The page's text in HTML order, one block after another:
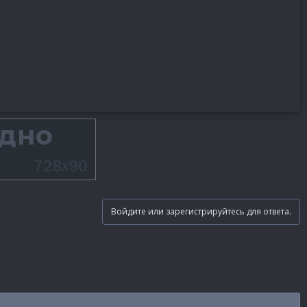
Войдите или зарегистрируйтесь для ответа.